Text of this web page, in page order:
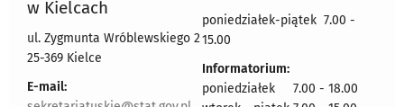
w Kielcach
ul. Zygmunta Wróblewskiego 2
25-369 Kielce
E-mail:
poniedziałek-piątek 7.00 -
15.00
Informatorium:
poniedziałek 7.00 - 18.00